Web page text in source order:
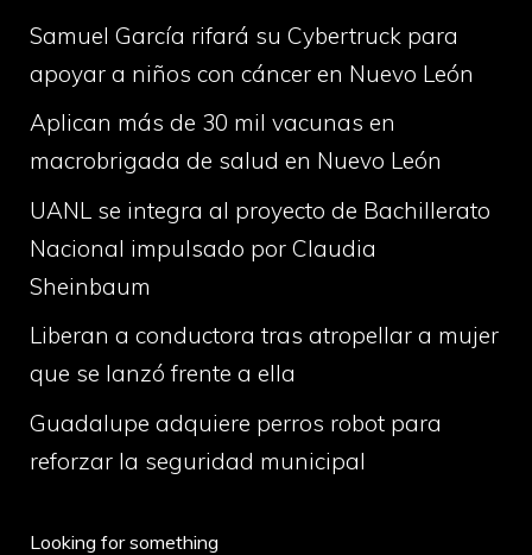
Samuel García rifará su Cybertruck para
apoyar a niños con cáncer en Nuevo León
Aplican más de 30 mil vacunas en
macrobrigada de salud en Nuevo León
UANL se integra al proyecto de Bachillerato
Nacional impulsado por Claudia
Sheinbaum
Liberan a conductora tras atropellar a mujer
que se lanzó frente a ella
Guadalupe adquiere perros robot para
reforzar la seguridad municipal
Looking for something